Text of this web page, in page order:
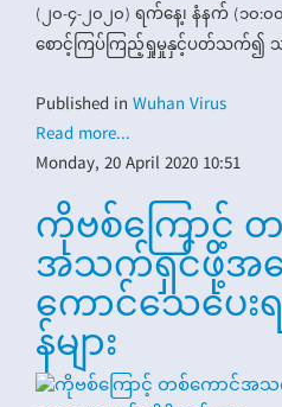
(၂၀-၄-၂၀၂၀) ရက်နေ့၊ နံနက် (၁၀:၀၀)
စောင့်ကြပ်ကြည့်ရှုမှုနှင့်ပတ်သက်၍ သ
Published inWuhan Virus
Read more...
Monday, 20 April 2020 10:51
ကိုဗစ်ကြောင့်
အသက်ရှင်ဖို့အရ
ကောင်သေပေး
န်များ